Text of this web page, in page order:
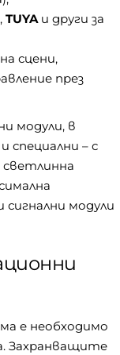
, TUYAи други за
сцени,
през
модули, в
– с
светлинна
модули
е необходимо
Захранващите